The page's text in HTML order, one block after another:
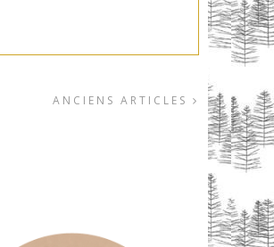
ANCIENS ARTICLES